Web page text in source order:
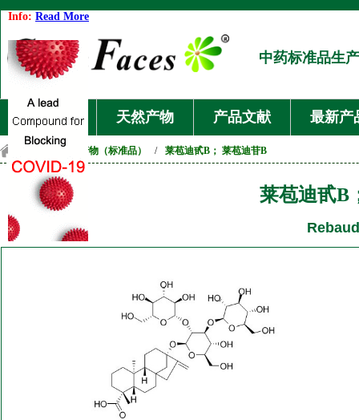
Info: Read More
中药标准品生
首页 天然产物 产品文献 最新产
天然产物（标准品） / 莱苞迪甙B； 莱苞迪苷B
莱苞迪甙B